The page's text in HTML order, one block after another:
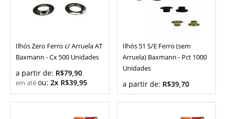
Ilhós Zero Ferro c/ Arruela AT
Baxmann - Cx 500 Unidades
a partir de: R$79,90
ou: 2x R$39,95
Ilhós 51 S/E Ferro (sem
Arruela) Baxmann - Pct 1000
Unidades
a partir de: R$39,70